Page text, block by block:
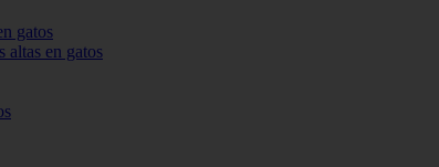
gatos
altas en gatos